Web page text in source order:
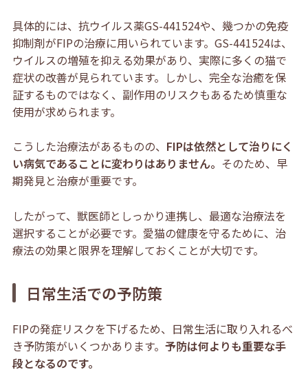
具体的には、抗ウイルス薬GS-441524や、幾つかの免疫
抑制剤がFIPの治療に用いられています。GS-441524は、
ウイルスの増殖を抑える効果があり、実際に多くの猫で
症状の改善が見られています。しかし、完全な治癒を保
証するものではなく、副作用のリスクもあるため慎重な
使用が求められます。
こうした治療法があるものの、 FIPは依然として治りにく
い病気であることに変わりはありません。 そのため、早
期発見と治療が重要です。
したがって、獣医師としっかり連携し、最適な治療法を
選択することが必要です。愛猫の健康を守るために、治
療法の効果と限界を理解しておくことが大切です。
日常生活での予防策
FIPの発症リスクを下げるため、日常生活に取り入れるべ
き予防策がいくつかあります。 予防は何よりも重要な手
段となるのです。